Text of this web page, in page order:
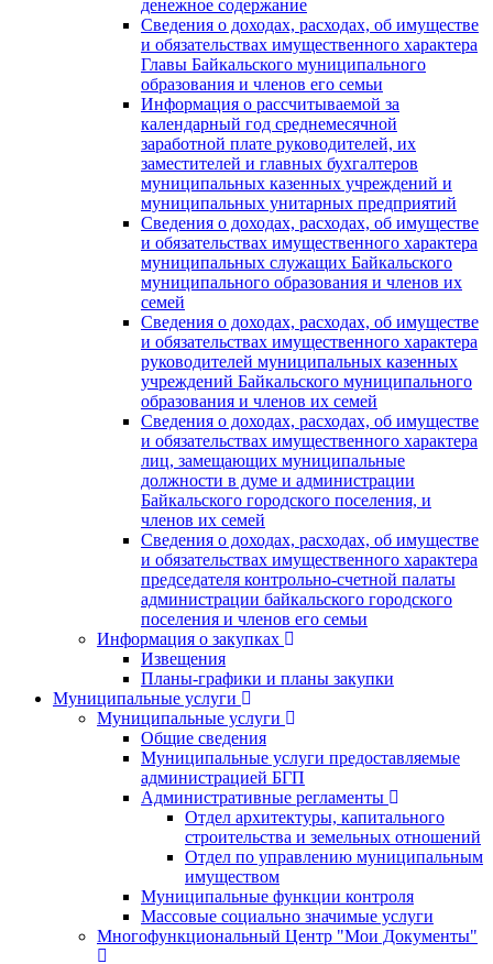
денежное содержание
Сведения о доходах, расходах, об имуществе
и обязательствах имущественного характера
Главы Байкальского муниципального
образования и членов его семьи
Информация о рассчитываемой за
календарный год среднемесячной
заработной плате руководителей, их
заместителей и главных бухгалтеров
муниципальных казенных учреждений и
муниципальных унитарных предприятий
Сведения о доходах, расходах, об имуществе
и обязательствах имущественного характера
муниципальных служащих Байкальского
муниципального образования и членов их
семей
Сведения о доходах, расходах, об имуществе
и обязательствах имущественного характера
руководителей муниципальных казенных
учреждений Байкальского муниципального
образования и членов их семей
Сведения о доходах, расходах, об имуществе
и обязательствах имущественного характера
лиц, замещающих муниципальные
должности в думе и администрации
Байкальского городского поселения, и
членов их семей
Сведения о доходах, расходах, об имуществе
и обязательствах имущественного характера
председателя контрольно-счетной палаты
администрации байкальского городского
поселения и членов его семьи
Информация о закупках
Извещения
Планы-графики и планы закупки
Муниципальные услуги
Муниципальные услуги
Общие сведения
Муниципальные услуги предоставляемые
администрацией БГП
Административные регламенты
Отдел архитектуры, капитального
строительства и земельных отношений
Отдел по управлению муниципальным
имуществом
Муниципальные функции контроля
Массовые социально значимые услуги
Многофункциональный Центр "Мои Документы"